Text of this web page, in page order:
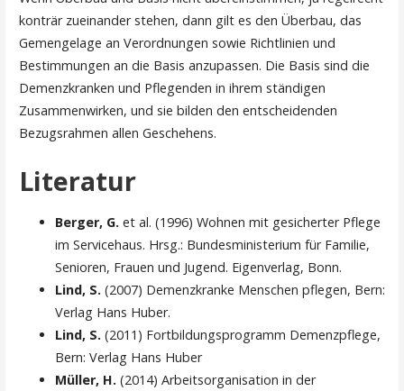
konträr zueinander stehen, dann gilt es den Überbau, das
Gemengelage an Verordnungen sowie Richtlinien und
Bestimmungen an die Basis anzupassen. Die Basis sind die
Demenzkranken und Pflegenden in ihrem ständigen
Zusammenwirken, und sie bilden den entscheidenden
Bezugsrahmen allen Geschehens.
Literatur
Berger, G. et al. (1996) Wohnen mit gesicherter Pflege
im Servicehaus. Hrsg.: Bundesministerium für Familie,
Senioren, Frauen und Jugend. Eigenverlag, Bonn.
Lind, S. (2007) Demenzkranke Menschen pflegen, Bern:
Verlag Hans Huber.
Lind, S. (2011) Fortbildungsprogramm Demenzpflege,
Bern: Verlag Hans Huber
Müller, H. (2014) Arbeitsorganisation in der